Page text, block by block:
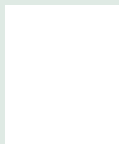
The
Научно-